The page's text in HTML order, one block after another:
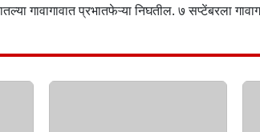
गावागावात प्रभातफेऱ्या निघतील. ७ सप्टेंबरला